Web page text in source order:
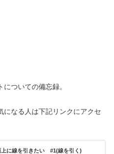
ついての備忘録。
になる人は下記リンクにアクセ
上に線を引きたい #1(線を引く)